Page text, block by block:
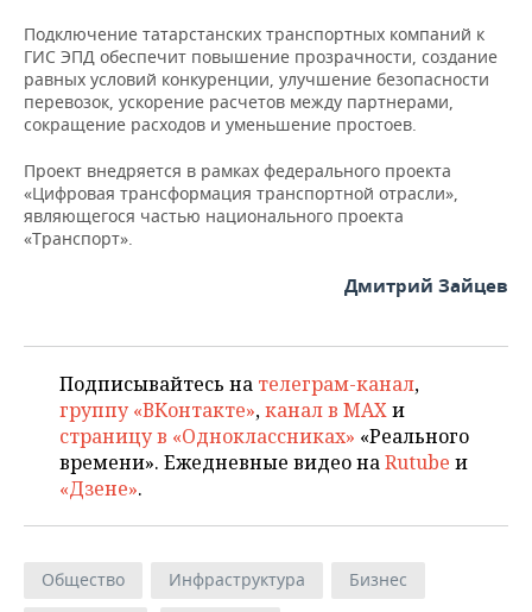
Подключение татарстанских транспортных компаний к
ГИС ЭПД обеспечит повышение прозрачности, создание
равных условий конкуренции, улучшение безопасности
перевозок, ускорение расчетов между партнерами,
сокращение расходов и уменьшение простоев.
Проект внедряется в рамках федерального проекта
«Цифровая трансформация транспортной отрасли»,
являющегося частью национального проекта
«Транспорт».
Дмитрий Зайцев
Подписывайтесь на телеграм-канал,
группу «ВКонтакте»,канал в MAXи
страницу в «Одноклассниках» «Реального
времени». Ежедневные видео наRutube и
«Дзене».
Общество Инфраструктура
Бизнес